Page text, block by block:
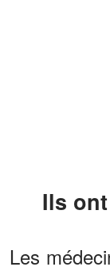
Ils
Les